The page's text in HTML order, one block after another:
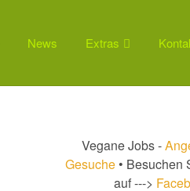
News Extras
Vegane Jobs -
Gesuche • Besuchen
auf --->